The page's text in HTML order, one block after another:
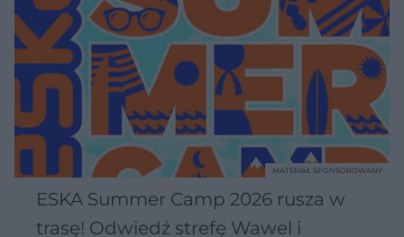
ESKA Summer Camp 2026 rusza w
trasę! Odwiedź strefę Wawel i
MATERIAŁ SPONSOROWANY